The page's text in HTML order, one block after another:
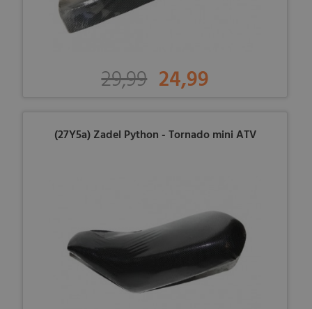
29,99 24,99
(27Y5a) Zadel Python - Tornado mini ATV